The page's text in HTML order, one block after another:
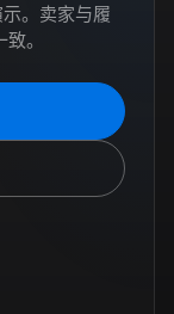
。卖家与履
。